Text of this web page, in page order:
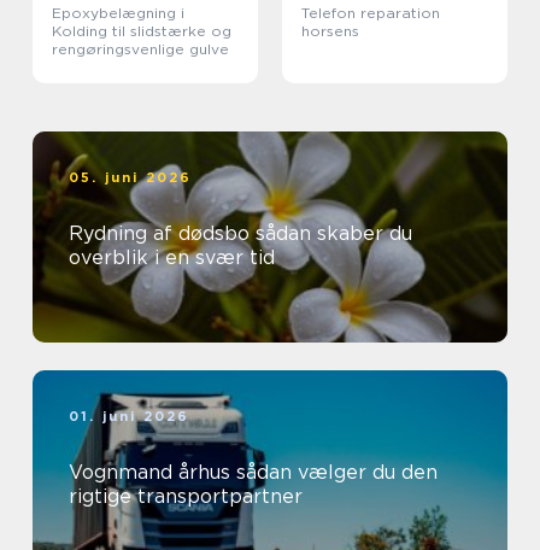
Epoxybelægning i
Kolding til slidstærke og
rengøringsvenlige gulve
Telefon reparation
horsens
05. juni 2026
Rydning af dødsbo sådan skaber du
overblik i en svær tid
01. juni 2026
Vognmand århus sådan vælger du den
rigtige transportpartner